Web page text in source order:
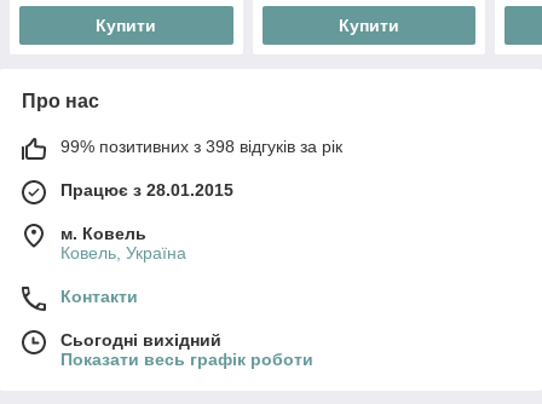
Купити Купити
Про нас
99% позитивних з 398 відгуків за рік
Працює з 28.01.2015
м. Ковель
Ковель, Україна
Контакти
Сьогодні вихідний
Показати весь графік роботи